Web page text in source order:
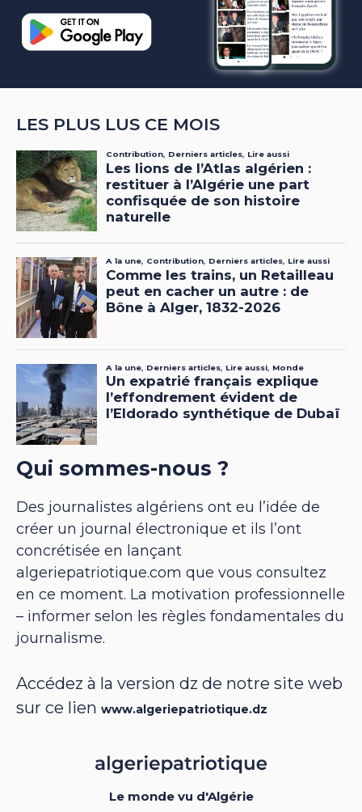
LES PLUS LUS CE MOIS
Qui sommes-nous ?
Des journalistes algériens ont eu l’idée de
créer un journal électronique et ils l’ont
concrétisée en lançant
algeriepatriotique.com que vous consultez
en ce moment. La motivation professionnelle
– informer selon les règles fondamentales du
journalisme.
Accédez à la version dz de notre site web
sur ce lien www.algeriepatriotique.dz
Le monde vu d'Algérie